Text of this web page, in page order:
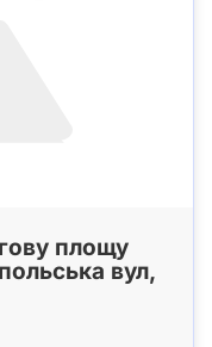
площу
вул,